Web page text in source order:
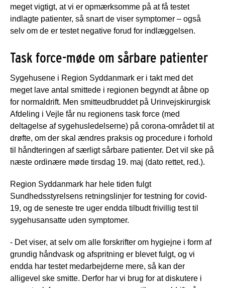
meget vigtigt, at vi er opmærksomme på at få testet
indlagte patienter, så snart de viser symptomer – også
selv om de er testet negative forud for indlæggelsen.
Task force-møde om sårbare patienter
Sygehusene i Region Syddanmark er i takt med det
meget lave antal smittede i regionen begyndt at åbne op
for normaldrift. Men smitteudbruddet på Urinvejskirurgisk
Afdeling i Vejle får nu regionens task force (med
deltagelse af sygehusledelserne) på corona-området til at
drøfte, om der skal ændres praksis og procedure i forhold
til håndteringen af særligt sårbare patienter. Det vil ske på
næste ordinære møde tirsdag 19. maj (dato rettet, red.).
Region Syddanmark har hele tiden fulgt
Sundhedsstyrelsens retningslinjer for testning for covid-
19, og de seneste tre uger endda tilbudt frivillig test til
sygehusansatte uden symptomer.
- Det viser, at selv om alle forskrifter om hygiejne i form af
grundig håndvask og afspritning er blevet fulgt, og vi
endda har testet medarbejderne mere, så kan der
alligevel ske smitte. Derfor har vi brug for at diskutere i